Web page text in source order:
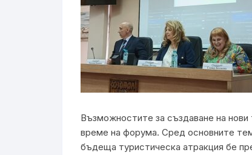
Възможностите за създаване на
време на форума. Сред основните
бъдеща туристическа атракция бе